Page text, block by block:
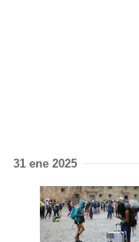
31 ene 2025